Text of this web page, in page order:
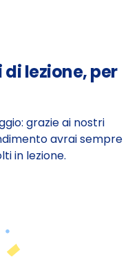
lezione, per
grazie ai nostri
avrai sempre
in lezione.